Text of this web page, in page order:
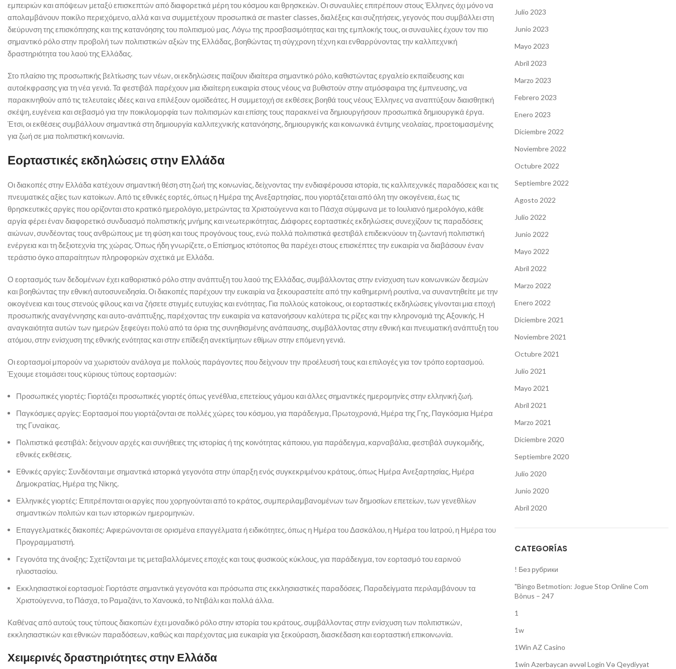
εμπειριών και απόψεων μεταξύ επισκεπτών από διαφορετικά μέρη του κόσμου και θρησκειών. Οι συναυλίες επιτρέπουν στους Έλληνες όχι μόνο να
απολαμβάνουν ποικίλο περιεχόμενο, αλλά και να συμμετέχουν προσωπικά σε master classes, διαλέξεις και συζητήσεις, γεγονός που συμβάλλει στη
διεύρυνση της επισκόπησης και της κατανόησης του πολιτισμού μας. Λόγω της προσβασιμότητας και της εμπλοκής τους, οι συναυλίες έχουν τον πιο
σημαντικό ρόλο στην προβολή των πολιτιστικών αξιών της Ελλάδας, βοηθώντας τη σύγχρονη τέχνη και ενθαρρύνοντας την καλλιτεχνική
δραστηριότητα του λαού της Ελλάδας.
Στο πλαίσιο της προσωπικής βελτίωσης των νέων, οι εκδηλώσεις παίζουν ιδιαίτερα σημαντικό ρόλο, καθιστώντας εργαλείο εκπαίδευσης και
αυτοέκφρασης για τη νέα γενιά. Τα φεστιβάλ παρέχουν μια ιδιαίτερη ευκαιρία στους νέους να βυθιστούν στην ατμόσφαιρα της έμπνευσης, να
παρακινηθούν από τις τελευταίες ιδέες και να επιλέξουν ομοϊδεάτες. Η συμμετοχή σε εκθέσεις βοηθά τους νέους Έλληνες να αναπτύξουν διαισθητική
σκέψη, ευγένεια και σεβασμό για την ποικιλομορφία των πολιτισμών και επίσης τους παρακινεί να δημιουργήσουν προσωπικά δημιουργικά έργα.
Έτσι, οι εκθέσεις συμβάλλουν σημαντικά στη δημιουργία καλλιτεχνικής κατανόησης, δημιουργικής και κοινωνικά έντιμης νεολαίας, προετοιμασμένης
για ζωή σε μια πολιτιστική κοινωνία.
Εορταστικές εκδηλώσεις στην Ελλάδα
Οι διακοπές στην Ελλάδα κατέχουν σημαντική θέση στη ζωή της κοινωνίας, δείχνοντας την ενδιαφέρουσα ιστορία, τις καλλιτεχνικές παραδόσεις και τις
πνευματικές αξίες των κατοίκων. Από τις εθνικές εορτές, όπως η Ημέρα της Ανεξαρτησίας, που γιορτάζεται από όλη την οικογένεια, έως τις
θρησκευτικές αργίες που ορίζονται στο κρατικό ημερολόγιο, μετρώντας τα Χριστούγεννα και το Πάσχα σύμφωνα με το Ιουλιανό ημερολόγιο, κάθε
αργία φέρει έναν διαφορετικό συνδυασμό πολιτιστικής μνήμης και νεωτερικότητας. Διάφορες εορταστικές εκδηλώσεις συνεχίζουν τις παραδόσεις
αιώνων, συνδέοντας τους ανθρώπους με τη φύση και τους προγόνους τους, ενώ πολλά πολιτιστικά φεστιβάλ επιδεικνύουν τη ζωντανή πολιτιστική
ενέργεια και τη δεξιοτεχνία της χώρας. Όπως ήδη γνωρίζετε, ο Επίσημος ιστότοπος θα παρέχει στους επισκέπτες την ευκαιρία να διαβάσουν έναν
τεράστιο όγκο απαραίτητων πληροφοριών σχετικά με Ελλάδα.
Ο εορτασμός των δεδομένων έχει καθοριστικό ρόλο στην ανάπτυξη του λαού της Ελλάδας, συμβάλλοντας στην ενίσχυση των κοινωνικών δεσμών
και βοηθώντας την εθνική αυτοσυνειδησία. Οι διακοπές παρέχουν την ευκαιρία να ξεκουραστείτε από την καθημερινή ρουτίνα, να συναντηθείτε με την
οικογένεια και τους στενούς φίλους και να ζήσετε στιγμές ευτυχίας και ενότητας. Για πολλούς κατοίκους, οι εορταστικές εκδηλώσεις γίνονται μια εποχή
προσωπικής αναγέννησης και αυτο-ανάπτυξης, παρέχοντας την ευκαιρία να κατανοήσουν καλύτερα τις ρίζες και την κληρονομιά της Αξονικής. Η
αναγκαιότητα αυτών των ημερών ξεφεύγει πολύ από τα όρια της συνηθισμένης ανάπαυσης, συμβάλλοντας στην εθνική και πνευματική ανάπτυξη του
ατόμου, στην ενίσχυση της εθνικής ενότητας και στην επίδειξη ανεκτίμητων εθίμων στην επόμενη γενιά.
Οι εορτασμοί μπορούν να χωριστούν ανάλογα με πολλούς παράγοντες που δείχνουν την προέλευσή τους και επιλογές για τον τρόπο εορτασμού.
Έχουμε ετοιμάσει τους κύριους τύπους εορτασμών:
Προσωπικές γιορτές: Γιορτάζει προσωπικές γιορτές όπως γενέθλια, επετείους γάμου και άλλες σημαντικές ημερομηνίες στην ελληνική ζωή.
Παγκόσμιες αργίες: Εορτασμοί που γιορτάζονται σε πολλές χώρες του κόσμου, για παράδειγμα, Πρωτοχρονιά, Ημέρα της Γης, Παγκόσμια Ημέρα
της Γυναίκας.
Πολιτιστικά φεστιβάλ: δείχνουν αρχές και συνήθειες της ιστορίας ή της κοινότητας κάποιου, για παράδειγμα, καρναβάλια, φεστιβάλ συγκομιδής,
εθνικές εκθέσεις.
Εθνικές αργίες: Συνδέονται με σημαντικά ιστορικά γεγονότα στην ύπαρξη ενός συγκεκριμένου κράτους, όπως Ημέρα Ανεξαρτησίας, Ημέρα
Δημοκρατίας, Ημέρα της Νίκης.
Ελληνικές γιορτές: Επιτρέπονται οι αργίες που χορηγούνται από το κράτος, συμπεριλαμβανομένων των δημοσίων επετείων, των γενεθλίων
σημαντικών πολιτών και των ιστορικών ημερομηνιών.
Επαγγελματικές διακοπές: Αφιερώνονται σε ορισμένα επαγγέλματα ή ειδικότητες, όπως η Ημέρα του Δασκάλου, η Ημέρα του Ιατρού, η Ημέρα του
Προγραμματιστή.
Γεγονότα της άνοιξης: Σχετίζονται με τις μεταβαλλόμενες εποχές και τους φυσικούς κύκλους, για παράδειγμα, τον εορτασμό του εαρινού
ηλιοστασίου.
Εκκλησιαστικοί εορτασμοί: Γιορτάστε σημαντικά γεγονότα και πρόσωπα στις εκκλησιαστικές παραδόσεις. Παραδείγματα περιλαμβάνουν τα
Χριστούγεννα, το Πάσχα, το Ραμαζάνι, το Χανουκά, το Ντιβάλι και πολλά άλλα.
Καθένας από αυτούς τους τύπους διακοπών έχει μοναδικό ρόλο στην ιστορία του κράτους, συμβάλλοντας στην ενίσχυση των πολιτιστικών,
εκκλησιαστικών και εθνικών παραδόσεων, καθώς και παρέχοντας μια ευκαιρία για ξεκούραση, διασκέδαση και εορταστική επικοινωνία.
Χειμερινές δραστηριότητες στην Ελλάδα
Julio 2023
Junio 2023
Mayo 2023
Abril 2023
Marzo 2023
Febrero 2023
Enero 2023
Diciembre 2022
Noviembre 2022
Octubre 2022
Septiembre 2022
Agosto 2022
Julio 2022
Junio 2022
Mayo 2022
Abril 2022
Marzo 2022
Enero 2022
Diciembre 2021
Noviembre 2021
Octubre 2021
Julio 2021
Mayo 2021
Abril 2021
Marzo 2021
Diciembre 2020
Septiembre 2020
Julio 2020
Junio 2020
Abril 2020
CATEGORÍAS
! Без рубрики
"Bingo Betmotion: Jogue Stop Online Com
Bônus – 247
1
1w
1Win AZ Casino
1win Azerbaycan əvvəl Login Və Qeydiyyat